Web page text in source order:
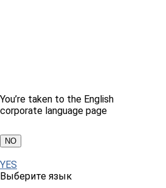
You’re taken to the English
corporate language page
NO
YES
Выберите язык